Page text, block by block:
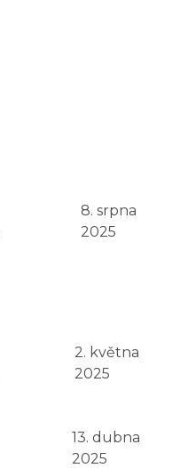
8. srpna
2025
2. května
2025
13. dubna
2025